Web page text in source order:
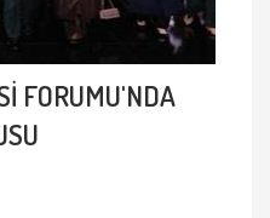
FORUMU'NDA